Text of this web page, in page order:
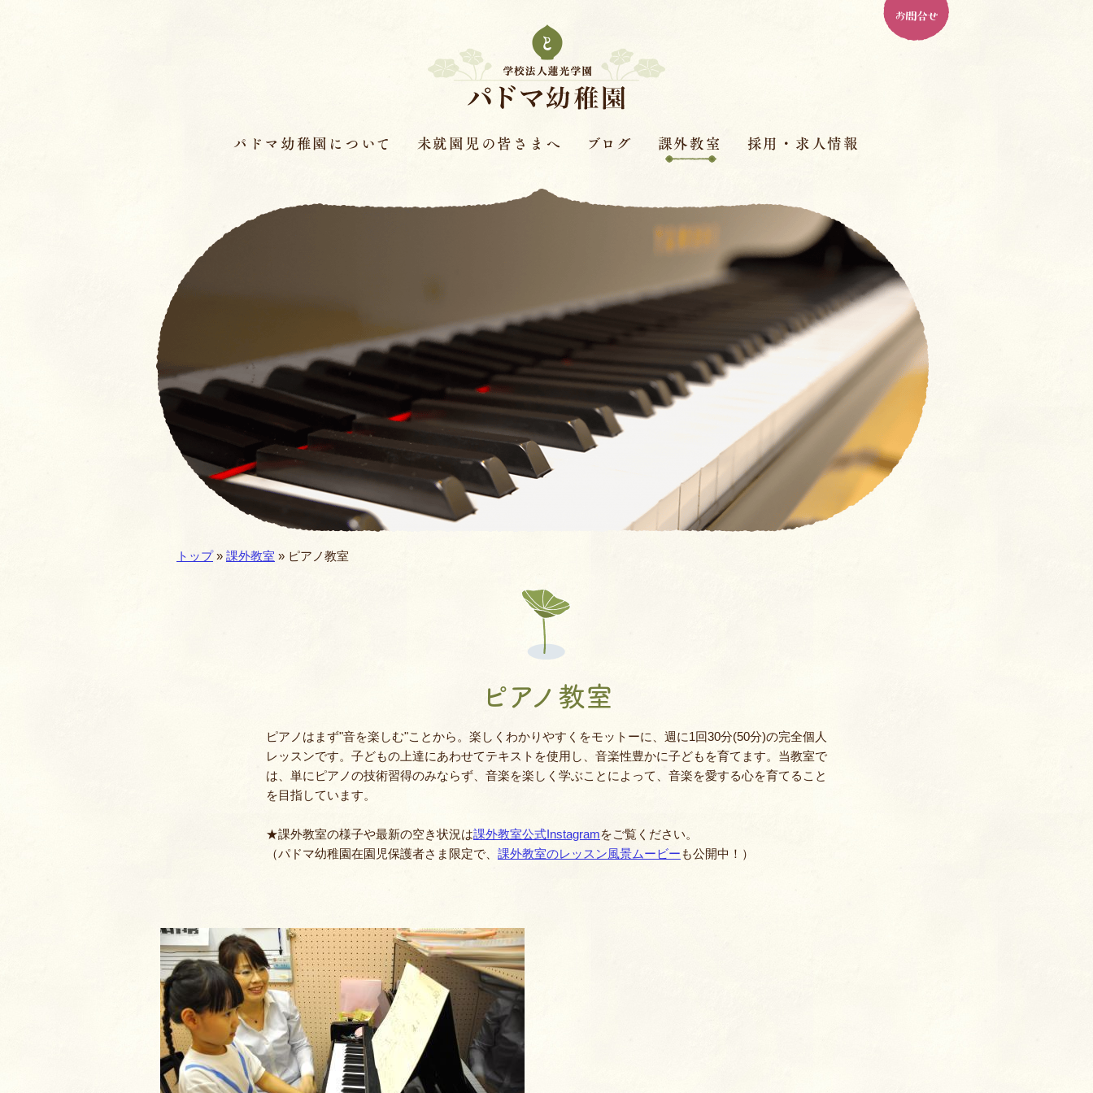
パドマ幼稚園について
教育の特徴
園の一年・一日
仏教食育
預かり保育
施設／セキュリティ
未就園児の皆さまへ
次年度園児募集要項
バスコース
よくあるQ&A
地域開放
ブログ
はすの実ダイアリー
課外教室
キンダースクール
体操教室
ピアノ教室
バイオリン教室
バレエ教室
書道教室
ロボット教室
保護者課外教室
採用・求人情報
パドマで働く、１０の魅力
先輩の先生のインタビュー
スペシャル座談会
【NEW！】募集要項：新卒採
用 (2027年度)・中途採用(随
時)の流れ
奨学⾦返済⽀援制度とは
よくあるご質問
お問合せ
現在地:
トップ» 課外教室 » ピアノ教室
ピアノ教室
ピアノはまず"音を楽しむ"ことから。楽しくわかりやすくをモットーに、週に1回30分(50分)の完全個人
レッスンです。子どもの上達にあわせてテキストを使用し、音楽性豊かに子どもを育てます。当教室で
は、単にピアノの技術習得のみならず、音楽を楽しく学ぶことによって、音楽を愛する心を育てること
を目指しています。
★課外教室の様子や最新の空き状況は課外教室公式Instagramをご覧ください。
（パドマ幼稚園在園児保護者さま限定で、 課外教室のレッスン風景ムービーも公開中！）